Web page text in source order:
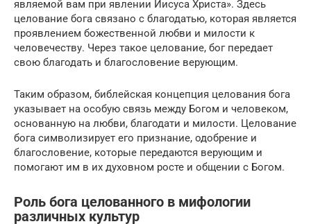
являемой вам при явлении Иисуса Христа». Здесь
целование бога связано с благодатью, которая является
проявлением божественной любви и милости к
человечеству. Через такое целование, бог передает
свою благодать и благословение верующим.
Таким образом, библейская концепция целования бога
указывает на особую связь между Богом и человеком,
основанную на любви, благодати и милости. Целование
бога символизирует его признание, одобрение и
благословение, которые передаются верующим и
помогают им в их духовном росте и общении с Богом.
Роль бога целованного в мифологии
различных культур